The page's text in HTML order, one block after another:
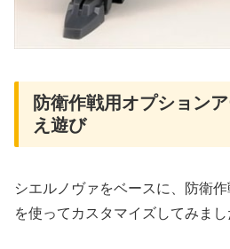
防衛作戦用オプション
え遊び
シエルノヴァをベースに、防衛
を使ってカスタマイズしてみまし